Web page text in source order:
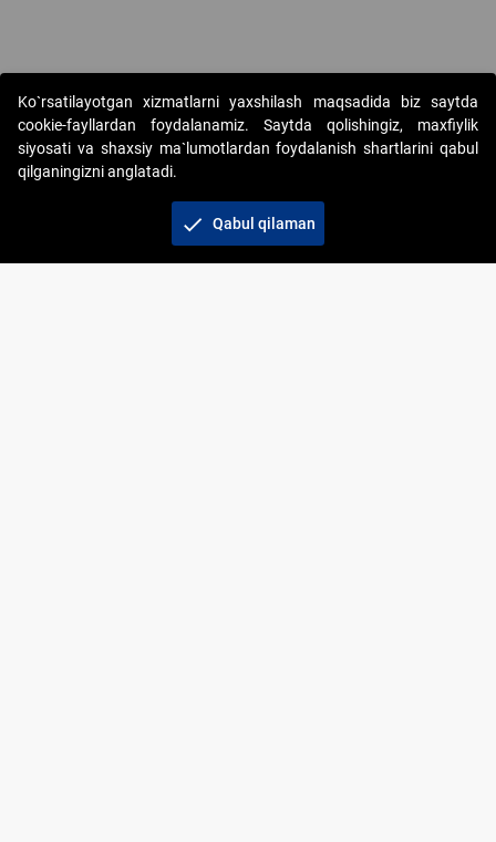
Copyright © 2017-2026. "Elektron onlayn-auksionlarni
tashkil etish" AJ. Barcha huquqlar himoyalangan
Ko`rsatilayotgan xizmatlarni yaxshilash maqsadida biz saytda
cookie-fayllardan foydalanamiz. Saytda qolishingiz, maxfiylik
siyosati va shaxsiy ma`lumotlardan foydalanish shartlarini qabul
qilganingizni anglatadi.
check Qabul qilaman